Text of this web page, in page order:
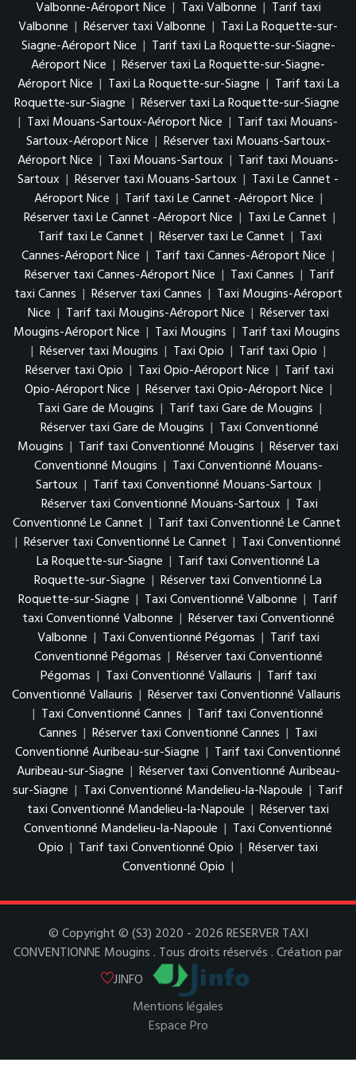
Valbonne-Aéroport Nice | Taxi Valbonne | Tarif taxi
Valbonne | Réserver taxi Valbonne | Taxi La Roquette-sur-
Siagne-Aéroport Nice | Tarif taxi La Roquette-sur-Siagne-
Aéroport Nice | Réserver taxi La Roquette-sur-Siagne-
Aéroport Nice | Taxi La Roquette-sur-Siagne | Tarif taxi La
Roquette-sur-Siagne | Réserver taxi La Roquette-sur-Siagne
| Taxi Mouans-Sartoux-Aéroport Nice | Tarif taxi Mouans-
Sartoux-Aéroport Nice | Réserver taxi Mouans-Sartoux-
Aéroport Nice | Taxi Mouans-Sartoux | Tarif taxi Mouans-
Sartoux | Réserver taxi Mouans-Sartoux | Taxi Le Cannet -
Aéroport Nice | Tarif taxi Le Cannet -Aéroport Nice |
Réserver taxi Le Cannet -Aéroport Nice | Taxi Le Cannet |
Tarif taxi Le Cannet | Réserver taxi Le Cannet | Taxi
Cannes-Aéroport Nice | Tarif taxi Cannes-Aéroport Nice |
Réserver taxi Cannes-Aéroport Nice | Taxi Cannes | Tarif
taxi Cannes | Réserver taxi Cannes | Taxi Mougins-Aéroport
Nice | Tarif taxi Mougins-Aéroport Nice | Réserver taxi
Mougins-Aéroport Nice | Taxi Mougins | Tarif taxi Mougins
| Réserver taxi Mougins | Taxi Opio | Tarif taxi Opio |
Réserver taxi Opio | Taxi Opio-Aéroport Nice | Tarif taxi
Opio-Aéroport Nice | Réserver taxi Opio-Aéroport Nice |
Taxi Gare de Mougins | Tarif taxi Gare de Mougins |
Réserver taxi Gare de Mougins | Taxi Conventionné
Mougins | Tarif taxi Conventionné Mougins | Réserver taxi
Conventionné Mougins | Taxi Conventionné Mouans-
Sartoux | Tarif taxi Conventionné Mouans-Sartoux |
Réserver taxi Conventionné Mouans-Sartoux | Taxi
Conventionné Le Cannet | Tarif taxi Conventionné Le Cannet
| Réserver taxi Conventionné Le Cannet | Taxi Conventionné
La Roquette-sur-Siagne | Tarif taxi Conventionné La
Roquette-sur-Siagne | Réserver taxi Conventionné La
Roquette-sur-Siagne | Taxi Conventionné Valbonne | Tarif
taxi Conventionné Valbonne | Réserver taxi Conventionné
Valbonne | Taxi Conventionné Pégomas | Tarif taxi
Conventionné Pégomas | Réserver taxi Conventionné
Pégomas | Taxi Conventionné Vallauris | Tarif taxi
Conventionné Vallauris | Réserver taxi Conventionné Vallauris
| Taxi Conventionné Cannes | Tarif taxi Conventionné
Cannes | Réserver taxi Conventionné Cannes | Taxi
Conventionné Auribeau-sur-Siagne | Tarif taxi Conventionné
Auribeau-sur-Siagne | Réserver taxi Conventionné Auribeau-
sur-Siagne | Taxi Conventionné Mandelieu-la-Napoule | Tarif
taxi Conventionné Mandelieu-la-Napoule | Réserver taxi
Conventionné Mandelieu-la-Napoule | Taxi Conventionné
Opio | Tarif taxi Conventionné Opio | Réserver taxi
Conventionné Opio |
© Copyright © (S3) 2020 - 2026 RESERVER TAXI
CONVENTIONNE Mougins . Tous droits réservés . Création par
JINFO
Mentions légales
Espace Pro